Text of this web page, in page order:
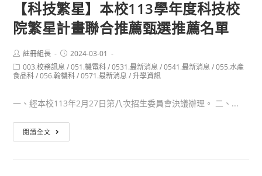
錄
取
取
理
學
生
114
學
年
度
特
殊
選
才
錄
【科技繁星】本校113學年度科技校
院繁星計畫聯合推薦甄選推薦名單
Post
author:
註冊組長
Post
published:
2024-03-01
Post
category:
003.校務訊息 / 051.機電科 / 0531.最新消息 / 0541.最新消息 / 055.水產
食品科 / 056.輪機科 / 0571.最新消息 / 升學資訊
一、經本校113年2月27日第八次招生委員會決議辦理。 二、...
閱讀全文
技